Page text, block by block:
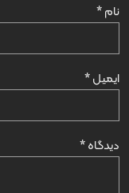
دیدگاه*
نام*
ایمیل*